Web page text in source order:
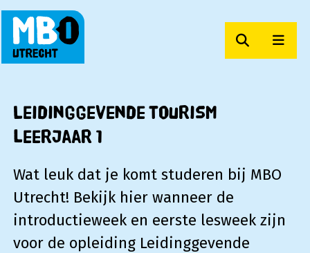
Zoeken
Leidinggevende tourism
leerjaar 1
Wat leuk dat je komt studeren bij MBO
Utrecht! Bekijk hier wanneer de
introductieweek en eerste lesweek zijn
voor de opleiding Leidinggevende